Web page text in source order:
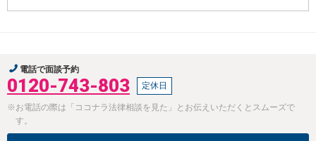
電話で面談予約
0120-743-803 定休日
※お電話の際は「ココナラ法律相談を見た」とお伝えいただくとスムーズで
す。